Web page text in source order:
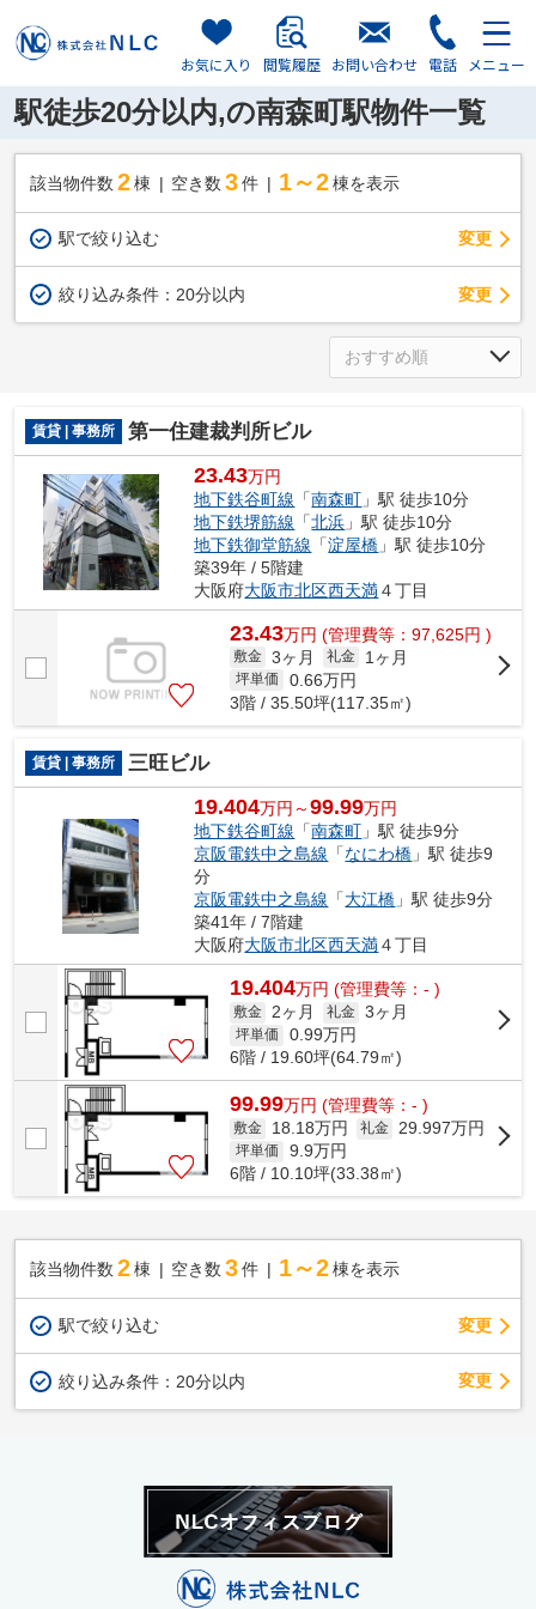
お気に入り 閲覧履歴 お問い合わせ 電話 メニュー
駅徒歩20分以内,の南森町駅物件一覧
該当物件数 2棟 空き数 3 件 1～2 棟を表示
駅で絞り込む 変更
絞り込み条件： 20分以内 変更
賃貸 | 事務所 第一住建裁判所ビル
23.43万円
地下鉄谷町線 「南森町 」駅 徒歩10分
地下鉄堺筋線 「北浜 」駅 徒歩10分
地下鉄御堂筋線 「淀屋橋 」駅 徒歩10分
築39年 / 5階建
大阪府大阪市北区西天満４丁目
23.43万円 (管理費等：97,625円 )
敷金 3ヶ月 礼金 1ヶ月
坪単価 0.66万円
3階 / 35.50坪(117.35㎡)
賃貸 | 事務所 三旺ビル
19.404万円～99.99万円
地下鉄谷町線 「南森町 」駅 徒歩9分
京阪電鉄中之島線 「なにわ橋 」駅 徒歩9
分
京阪電鉄中之島線 「大江橋 」駅 徒歩9分
築41年 / 7階建
大阪府大阪市北区西天満４丁目
19.404万円 (管理費等：- )
敷金 2ヶ月 礼金 3ヶ月
坪単価 0.99万円
6階 / 19.60坪(64.79㎡)
99.99万円 (管理費等：- )
敷金 18.18万円 礼金 29.997万円
坪単価 9.9万円
6階 / 10.10坪(33.38㎡)
該当物件数 2棟 空き数 3 件 1～2 棟を表示
駅で絞り込む 変更
絞り込み条件： 20分以内 変更